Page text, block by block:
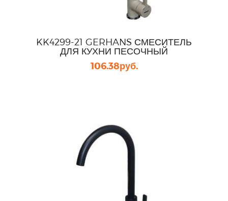
KK4299-21 GERHANS СМЕСИТЕЛЬ
ДЛЯ КУХНИ ПЕСОЧНЫЙ
106.38руб.